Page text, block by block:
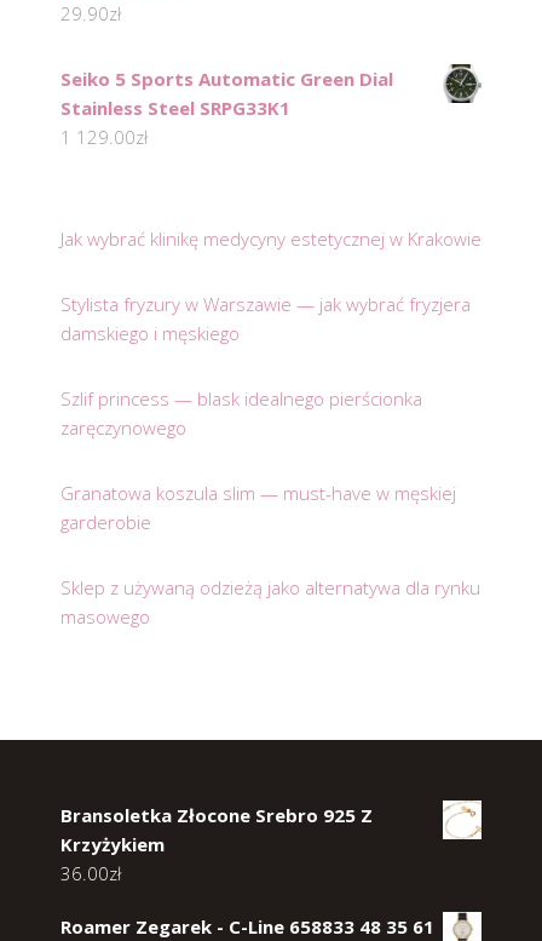
29.90zł
Seiko 5 Sports Automatic Green Dial
Stainless Steel SRPG33K1
1 129.00zł
Jak wybrać klinikę medycyny estetycznej w Krakowie
Stylista fryzury w Warszawie — jak wybrać fryzjera
damskiego i męskiego
Szlif princess — blask idealnego pierścionka
zaręczynowego
Granatowa koszula slim — must-have w męskiej
garderobie
Sklep z używaną odzieżą jako alternatywa dla rynku
masowego
Bransoletka Złocone Srebro 925 Z
Krzyżykiem
36.00zł
Roamer Zegarek - C-Line 658833 48 35 61